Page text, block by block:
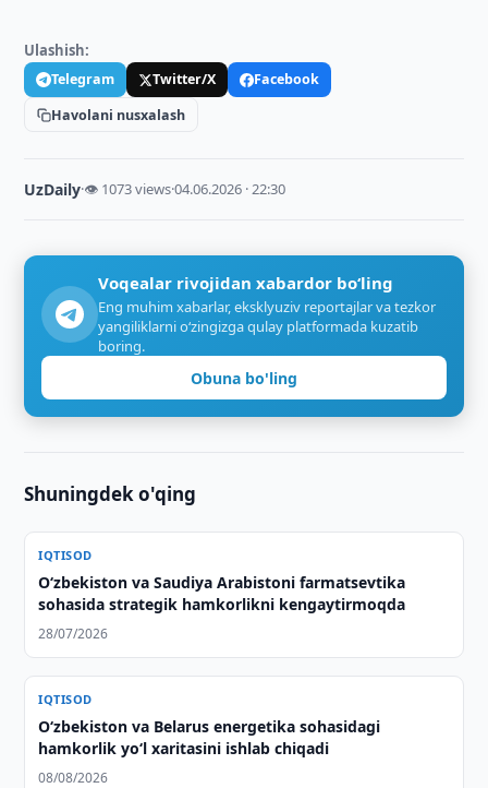
Ulashish:
Telegram Twitter/X
Facebook
Havolani nusxalash
UzDaily·👁 1073 views·04.06.2026 · 22:30
Voqealar rivojidan xabardor bo‘ling
Eng muhim xabarlar, eksklyuziv reportajlar va tezkor
yangiliklarni o‘zingizga qulay platformada kuzatib
boring.
Obuna bo'ling
Shuningdek o'qing
IQTISOD
O‘zbekiston va Saudiya Arabistoni farmatsevtika
sohasida strategik hamkorlikni kengaytirmoqda
28/07/2026
IQTISOD
Oʻzbekiston va Belarus energetika sohasidagi
hamkorlik yoʻl xaritasini ishlab chiqadi
08/08/2026